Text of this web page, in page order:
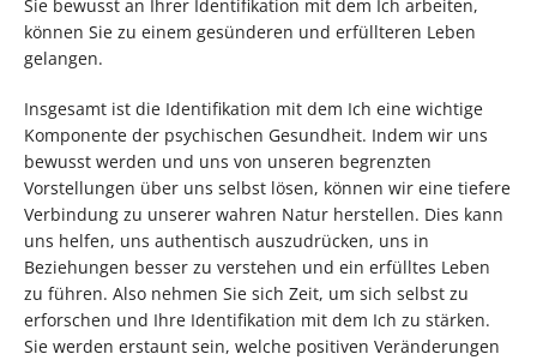
Sie bewusst an Ihrer Identifikation mit dem Ich arbeiten,
können Sie zu einem gesünderen und erfüllteren Leben
gelangen.
Insgesamt ist die Identifikation mit dem Ich eine wichtige
Komponente der psychischen Gesundheit. Indem wir uns
bewusst werden und uns von unseren begrenzten
Vorstellungen über uns selbst lösen, können wir eine tiefere
Verbindung zu unserer wahren Natur herstellen. Dies kann
uns helfen, uns authentisch auszudrücken, uns in
Beziehungen besser zu verstehen und ein erfülltes Leben
zu führen. Also nehmen Sie sich Zeit, um sich selbst zu
erforschen und Ihre Identifikation mit dem Ich zu stärken.
Sie werden erstaunt sein, welche positiven Veränderungen